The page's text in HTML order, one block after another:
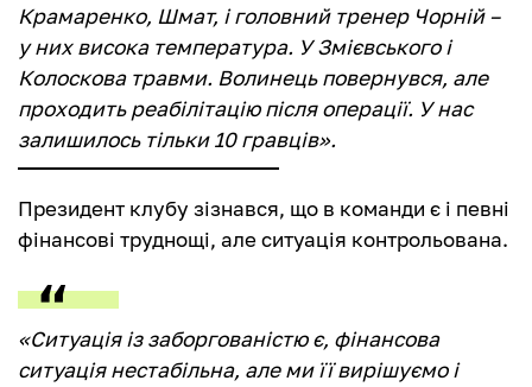
Крамаренко, Шмат, і головний тренер Чорній –
у них висока температура. У Змієвського і
Колоскова травми. Волинець повернувся, але
проходить реабілітацію після операції. У нас
залишилось тільки 10 гравців».
Президент клубу зізнався, що в команди є і певні
фінансові труднощі, але ситуація контрольована.
«Ситуація із заборгованістю є, фінансова
ситуація нестабільна, але ми її вирішуємо і